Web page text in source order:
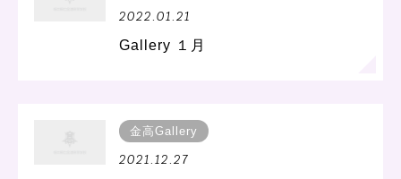
2022.01.21
Gallery １月
金高Gallery
2021.12.27